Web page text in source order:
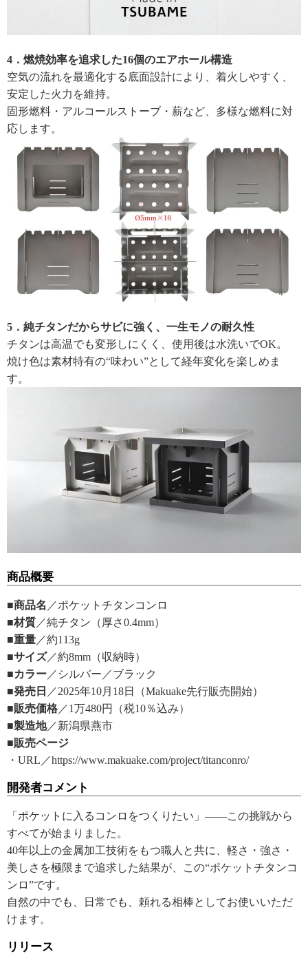
4．燃焼効率を追求した16個のエアホール構造
空気の流れを最適化する底面設計により、着火しやすく、
安定した火力を維持。
固形燃料・アルコールストーブ・薪など、多様な燃料に対
応します。
5．純チタンだからサビに強く、一生モノの耐久性
チタンは高温でも変形しにくく、使用後は水洗いでOK。
焼け色は素材特有の“味わい”として経年変化を楽しめま
す。
商品概要
■商品名 ／ポケットチタンコンロ
■材質 ／純チタン（厚さ0.4mm）
■重量 ／約113g
■サイズ／約8mm（収納時）
■カラー ／シルバー／ブラック
■発売日 ／2025年10月18日（Makuake先行販売開始）
■販売価格 ／1万480円（税10％込み）
■製造地／新潟県燕市
■販売ページ
・URL／https://www.makuake.com/project/titanconro/
開発者コメント
「ポケットに入るコンロをつくりたい」――この挑戦から
すべてが始まりました。
40年以上の金属加工技術をもつ職人と共に、軽さ・強さ・
美しさを極限まで追求した結果が、この“ポケットチタンコ
ンロ”です。
自然の中でも、日常でも、頼れる相棒としてお使いいただ
けます。
リリース